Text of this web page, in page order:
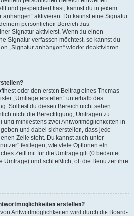
und gespeichert hast, kannst du in jedem
anhängen“ aktivieren. Du kannst eine Signatur
persönlichen Bereich das
Signatur aktivierst. Wenn du einen
Signatur verfassen möchtest, so kannst du
„Signatur anhängen“ wieder deaktivieren.
oder den ersten Beitrag eines Themas
„Umfrage erstellen“ unterhalb des
Solltest du diesen Bereich nicht sehen
nicht die Berechtigung, Umfragen zu
und mindestens zwei Antwortmöglichkeiten in
und dabei sicherstellen, dass jede
Zeile steht. Du kannst auch unter
festlegen, wie viele Optionen ein
Zeitlimit für die Umfrage gilt (0 bedeutet
Umfrage) und schließlich, ob die Benutzer ihre
erstellen?
Antwortmöglichkeiten wird durch die Board-